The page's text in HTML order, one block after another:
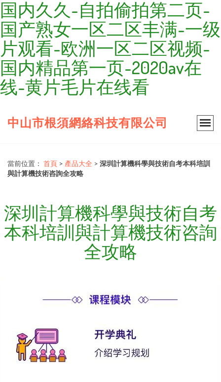
国内久久-自拍偷拍第二页-
国产熟女一区二区丰满-一级
片观看-欧洲一区二区视频-
国内精品第一页-2020av在
线-黄片毛片在线看
中山市根須網絡科技有限公司
當前位置： 首頁 > 產品大全 > 深圳計算機科學與技術自考本科培訓
與計算機技術咨詢全攻略
深圳計算機科學與技術自考
本科培訓與計算機技術咨詢
全攻略